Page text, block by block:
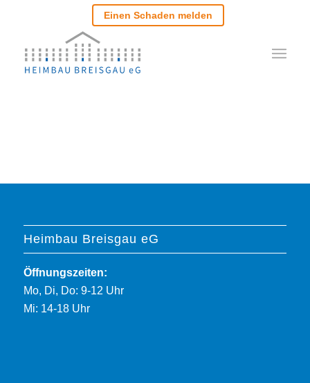
Einen Schaden melden
Heimbau Breisgau eG
Öffnungszeiten:
Mo, Di, Do: 9-12 Uhr
Mi: 14-18 Uhr